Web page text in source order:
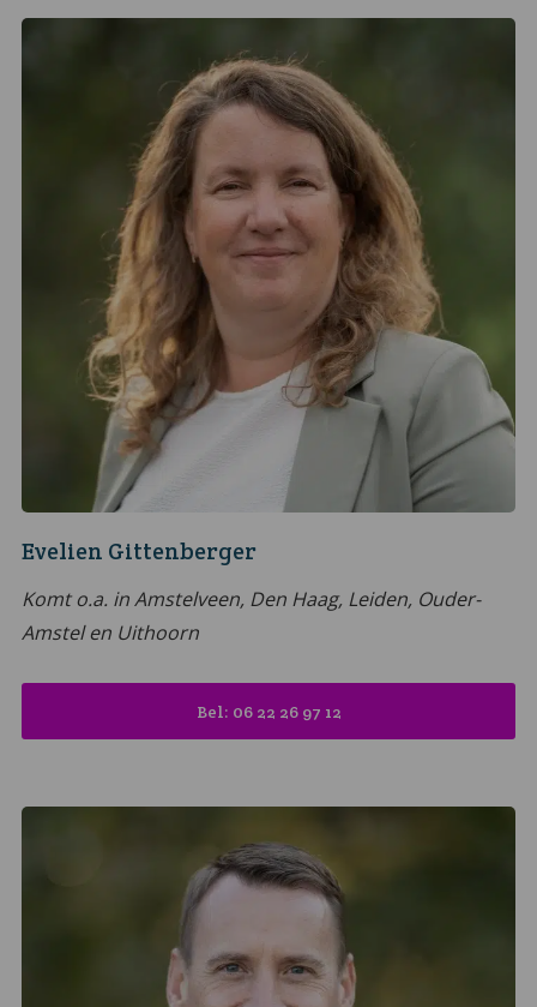
Evelien Gittenberger
Komt o.a. in Amstelveen, Den Haag, Leiden, Ouder-
Amstel en Uithoorn
Bel: 06 22 26 97 12